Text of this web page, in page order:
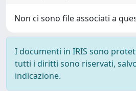
Non ci sono file associati a
I documenti in IRIS sono
tutti i diritti sono riservati,
indicazione.